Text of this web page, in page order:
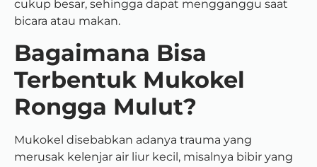
cukup besar, sehingga dapat mengganggu saat
bicara atau makan.
Bagaimana Bisa
Terbentuk Mukokel
Rongga Mulut?
Mukokel disebabkan adanya trauma yang
merusak kelenjar air liur kecil, misalnya bibir yang